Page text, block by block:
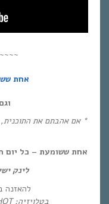
אחת
* אם אהבתם את התוכנית,
אחת ששומעת – כל יום חמישי,
לינק
להאזנה
בטלויזיה: HOT – ערוץ 87 | YES – ערוץ 71